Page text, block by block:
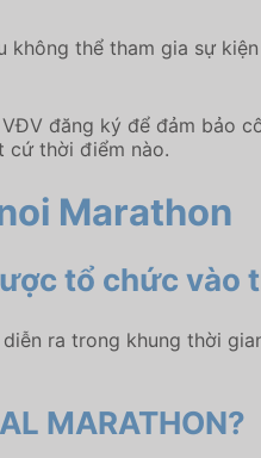
thể tham gia sự
đăng ký để đảm bảo
cứ thời điểm nào.
Marathon
tổ chức vào
diễn ra trong khung thời
MARATHON?